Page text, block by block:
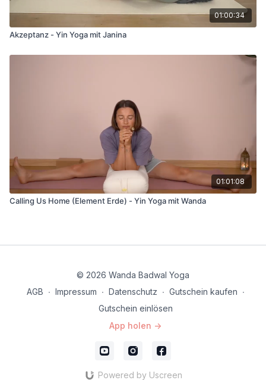
01:00:34
Akzeptanz - Yin Yoga mit Janina
01:01:08
Calling Us Home (Element Erde) - Yin Yoga mit Wanda
© 2026 Wanda Badwal Yoga
AGB ∙ Impressum ∙ Datenschutz ∙ Gutschein kaufen ∙
Gutschein einlösen
App holen ->
Powered by Uscreen